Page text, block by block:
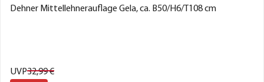
Dehner Mittellehnerauflage Gela, ca. B50/H6/T108 cm
UVP32,99€